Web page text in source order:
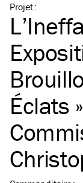
Projet:
Éclats